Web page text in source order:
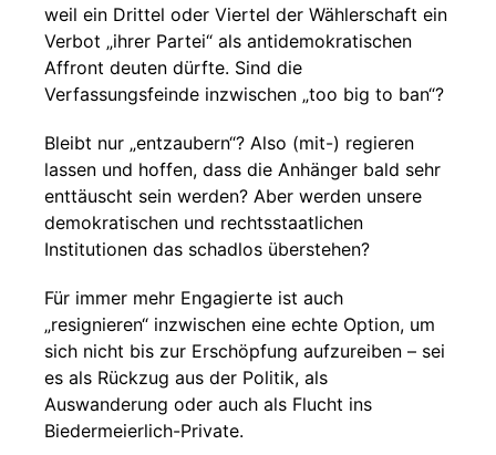
weil ein Drittel oder Viertel der Wählerschaft ein
Verbot „ihrer Partei“ als antidemokratischen
Affront deuten dürfte. Sind die
Verfassungsfeinde inzwischen „too big to ban“?
Bleibt nur „entzaubern“? Also (mit-) regieren
lassen und hoffen, dass die Anhänger bald sehr
enttäuscht sein werden? Aber werden unsere
demokratischen und rechtsstaatlichen
Institutionen das schadlos überstehen?
Für immer mehr Engagierte ist auch
„resignieren“ inzwischen eine echte Option, um
sich nicht bis zur Erschöpfung aufzureiben – sei
es als Rückzug aus der Politik, als
Auswanderung oder auch als Flucht ins
Biedermeierlich-Private.